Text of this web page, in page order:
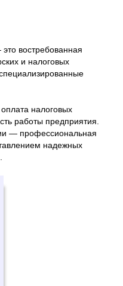
востребованная
и налоговых
налоговых
работы предприятия.
— профессиональная
надежных